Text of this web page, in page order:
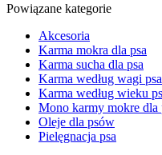
Powiązane kategorie
Akcesoria
Karma mokra dla psa
Karma sucha dla psa
Karma według wagi psa
Karma według wieku
Mono karmy mokre dla
Oleje dla psów
Pielęgnacja psa